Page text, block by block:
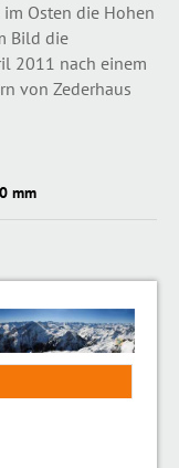
Osten die Hohen
Bild die
2011 nach einem
von Zederhaus
mm